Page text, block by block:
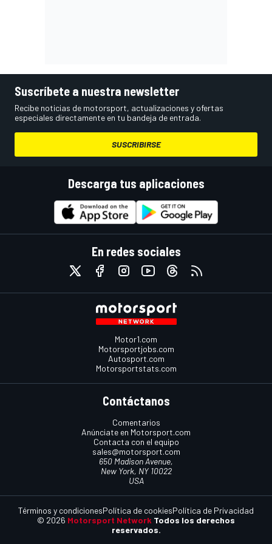
Suscríbete a nuestra newsletter
Recibe noticias de motorsport, actualizaciones y ofertas
especiales directamente en tu bandeja de entrada.
SUSCRIBIRSE
Descarga tus aplicaciones
En redes sociales
Motor1.com
Motorsportjobs.com
Autosport.com
Motorsportstats.com
Contáctanos
Comentarios
Anúnciate en Motorsport.com
Contacta con el equipo
sales@motorsport.com
650 Madison Avenue,
New York, NY 10022
USA
© 2026 Motorsport Network Todos los derechos
reservados.
Términos y condicionesPolítica de cookiesPolítica de Privacidad